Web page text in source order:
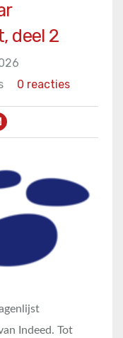
deel 2
0 reacties
Indeed. Tot